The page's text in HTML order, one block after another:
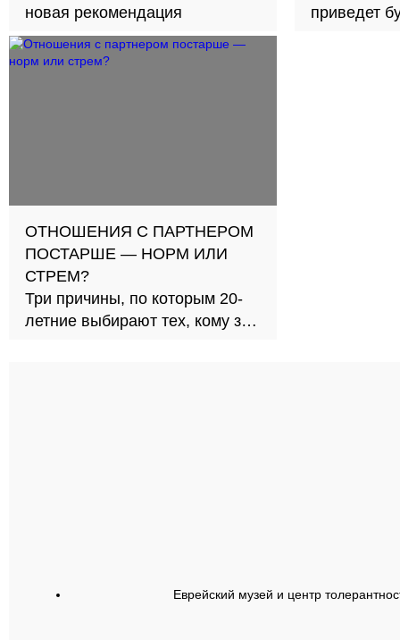
новая рекомендация
приведет
ОТНОШЕНИЯ С ПАРТНЕРОМ
ПОСТАРШЕ — НОРМ ИЛИ
СТРЕМ?
Три причины, по которым 20-
летние выбирают тех, кому за
Еврейский музей и центр